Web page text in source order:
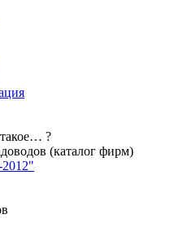
?
(каталог фирм)